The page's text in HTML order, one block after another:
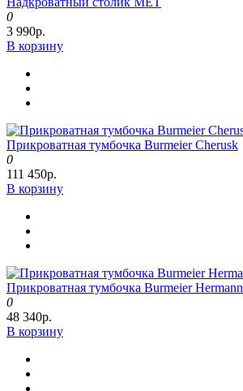
0
3 990р.
В корзину
Прикроватная тумбочка Burmeier Cherusk
0
111 450р.
В корзину
Прикроватная тумбочка Burmeier Hermann
0
48 340р.
В корзину